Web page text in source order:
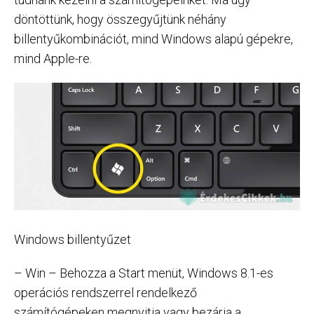
döntöttünk, hogy összegyűjtünk néhány
billentyűkombinációt, mind Windows alapú gépekre,
mind Apple-re.
Windows billentyűzet
– Win – Behozza a Start menüt, Windows 8.1-es
operációs rendszerrel rendelkező